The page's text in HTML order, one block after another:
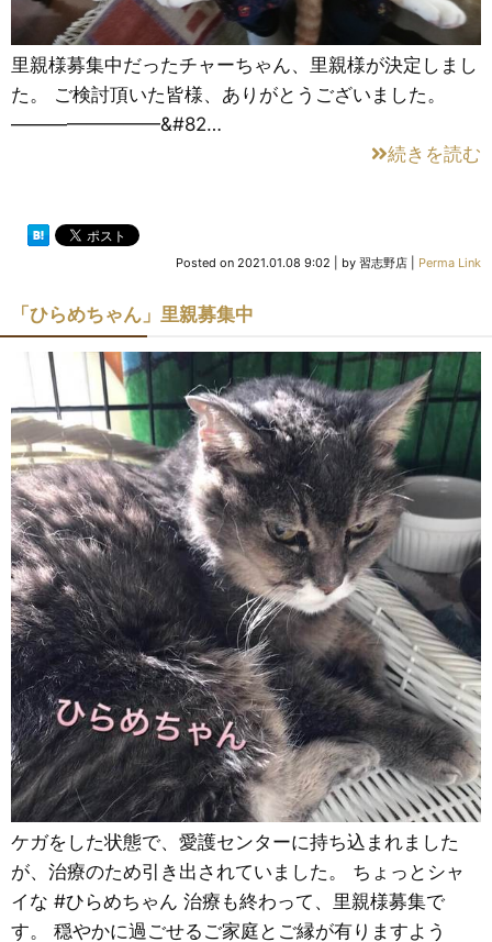
里親様募集中だったチャーちゃん、里親様が決定しまし
た。 ご検討頂いた皆様、ありがとうございました。
————————&#82…
続きを読む
Posted on 2021.01.08 9:02 by 習志野店 Perma Link
「ひらめちゃん」里親募集中
ケガをした状態で、愛護センターに持ち込まれました
が、治療のため引き出されていました。 ちょっとシャ
イな #ひらめちゃん 治療も終わって、里親様募集で
す。 穏やかに過ごせるご家庭とご縁が有りますよう